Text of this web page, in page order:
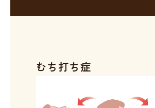
むち打ち症